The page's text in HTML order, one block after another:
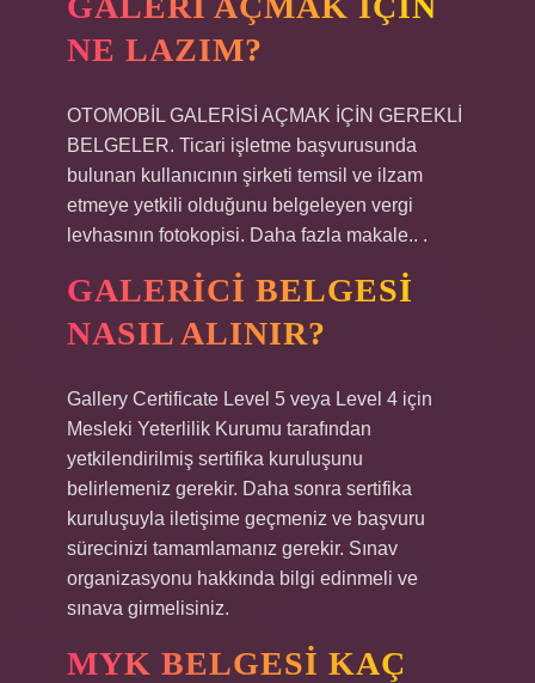
NE LAZIM?
OTOMOBİL GALERİSİ AÇMAK İÇİN GEREKLİ
BELGELER. Ticari işletme başvurusunda
bulunan kullanıcının şirketi temsil ve ilzam
etmeye yetkili olduğunu belgeleyen vergi
levhasının fotokopisi. Daha fazla makale.. .
GALERICI BELGESI
NASIL ALINIR?
Gallery Certificate Level 5 veya Level 4 için
Mesleki Yeterlilik Kurumu tarafından
yetkilendirilmiş sertifika kuruluşunu
belirlemeniz gerekir. Daha sonra sertifika
kuruluşuyla iletişime geçmeniz ve başvuru
sürecinizi tamamlamanız gerekir. Sınav
organizasyonu hakkında bilgi edinmeli ve
sınava girmelisiniz.
MYK BELGESI KAÇ